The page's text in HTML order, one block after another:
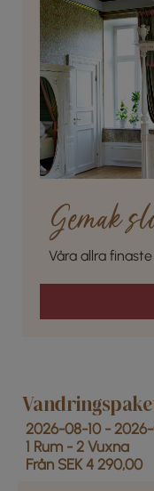
Gemak
Våra allra
2026-08-10 - 2026-
1 Rum - 2 Vuxna
Från SEK 4 290,00